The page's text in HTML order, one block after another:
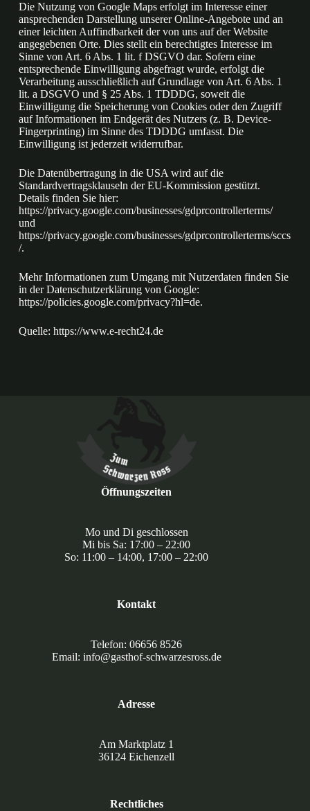
Die Nutzung von Google Maps erfolgt im Interesse einer
ansprechenden Darstellung unserer Online-Angebote und an
einer leichten Auffindbarkeit der von uns auf der Website
angegebenen Orte. Dies stellt ein berechtigtes Interesse im
Sinne von Art. 6 Abs. 1 lit. f DSGVO dar. Sofern eine
entsprechende Einwilligung abgefragt wurde, erfolgt die
Verarbeitung ausschließlich auf Grundlage von Art. 6 Abs. 1
lit. a DSGVO und § 25 Abs. 1 TDDDG, soweit die
Einwilligung die Speicherung von Cookies oder den Zugriff
auf Informationen im Endgerät des Nutzers (z. B. Device-
Fingerprinting) im Sinne des TDDDG umfasst. Die
Einwilligung ist jederzeit widerrufbar.
Die Datenübertragung in die USA wird auf die
Standardvertragsklauseln der EU-Kommission gestützt.
Details finden Sie hier:
https://privacy.google.com/businesses/gdprcontrollerterms/
und
https://privacy.google.com/businesses/gdprcontrollerterms/sccs
/.
Mehr Informationen zum Umgang mit Nutzerdaten finden Sie
in der Datenschutzerklärung von Google:
https://policies.google.com/privacy?hl=de.
Quelle: https://www.e-recht24.de
Öffnungszeiten
Mo und Di geschlossen
Mi bis Sa: 17:00 – 22:00
So: 11:00 – 14:00, 17:00 – 22:00
Kontakt
Telefon: 06656 8526
Email: info@gasthof-schwarzesross.de
Adresse
Am Marktplatz 1
36124 Eichenzell
Rechtliches